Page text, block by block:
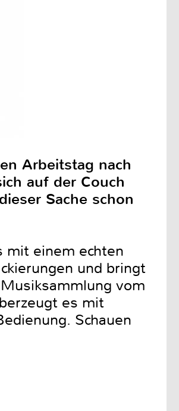
Arbeitstag nach
auf der Couch
Sache schon
mit einem echten
und bringt
vom
es mit
Schauen